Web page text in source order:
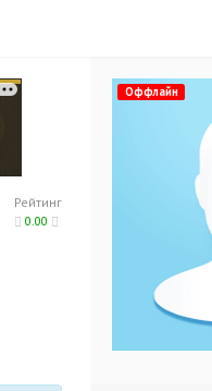
Рейтинг
0.00
Оффлайн